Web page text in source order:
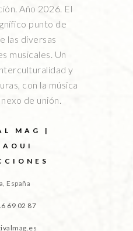
Año 2026. El
punto de
las diversas
musicales. Un
y
con la música
de unión.
MAG |
España
69 02 87